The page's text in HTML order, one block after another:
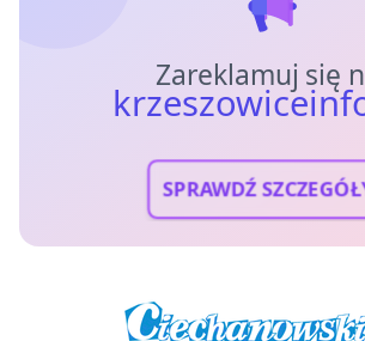
Zareklamuj się
SPRAWDŹ